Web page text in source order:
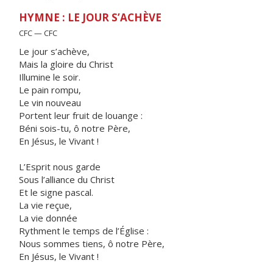
HYMNE : LE JOUR S’ACHÈVE
CFC — CFC
Le jour s’achève,
Mais la gloire du Christ
Illumine le soir.
Le pain rompu,
Le vin nouveau
Portent leur fruit de louange :
Béni sois-tu, ô notre Père,
En Jésus, le Vivant !
L’Esprit nous garde
Sous l’alliance du Christ
Et le signe pascal.
La vie reçue,
La vie donnée
Rythment le temps de l’Église :
Nous sommes tiens, ô notre Père,
En Jésus, le Vivant !